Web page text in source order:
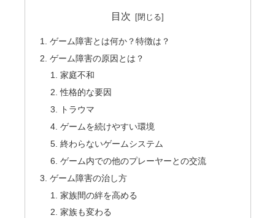
目次
ゲーム障害とは何か？特徴は？
ゲーム障害の原因とは？
家庭不和
性格的な要因
トラウマ
ゲームを続けやすい環境
終わらないゲームシステム
ゲーム内での他のプレーヤーとの交流
ゲーム障害の治し方
家族間の絆を高める
家族も変わる